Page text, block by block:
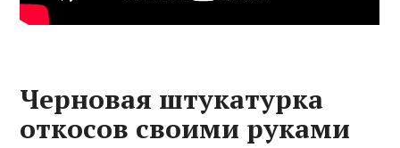
Черновая штукатурка
откосов своими руками